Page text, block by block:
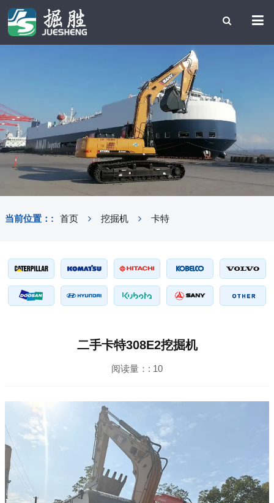
当前位置：: 首页 挖掘机 卡特
二手卡特308E2挖掘机
阅读量：: 10